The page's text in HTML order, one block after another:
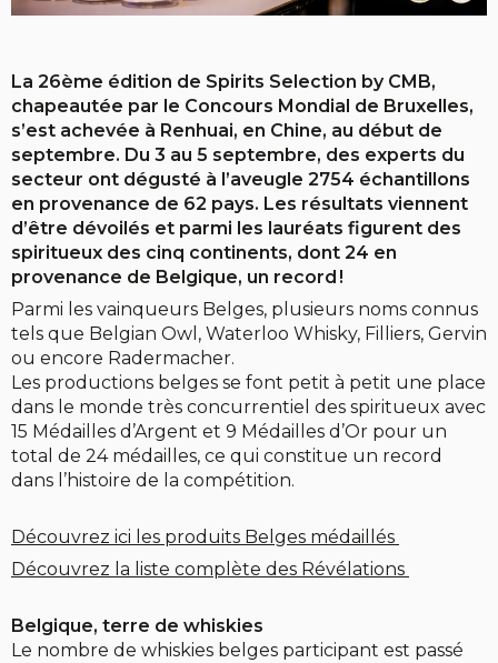
La 26ème édition de Spirits Selection by CMB,
chapeautée par le Concours Mondial de Bruxelles,
s’est achevée à Renhuai, en Chine, au début de
septembre. Du 3 au 5 septembre, des experts du
secteur ont dégusté à l’aveugle 2754 échantillons
en provenance de 62 pays. Les résultats viennent
d’être dévoilés et parmi les lauréats figurent des
spiritueux des cinq continents, dont 24 en
provenance de Belgique, un record !
Parmi les vainqueurs Belges, plusieurs noms connus
tels que Belgian Owl, Waterloo Whisky, Filliers, Gervin
ou encore Radermacher.
Les productions belges se font petit à petit une place
dans le monde très concurrentiel des spiritueux avec
15 Médailles d’Argent et 9 Médailles d’Or pour un
total de 24 médailles, ce qui constitue un record
dans l’histoire de la compétition.
Découvrez ici les produits Belges médaillés
Découvrez la liste complète des Révélations
Belgique, terre de whiskies
Le nombre de whiskies belges participant est passé